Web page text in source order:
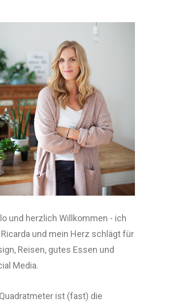
und herzlich Willkommen - ich
Ricarda und mein Herz schlägt für
Reisen, gutes Essen und
Media.
ist (fast) die